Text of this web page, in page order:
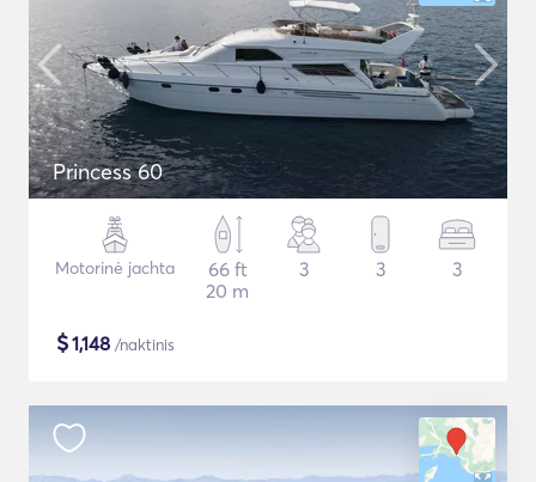
Princess 60
Motorinė jachta
66 ft
20 m
3 3 3
$1,148 /naktinis